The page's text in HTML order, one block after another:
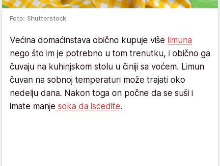
Foto: Shutterstock
Većina domaćinstava obično kupuje više limuna
nego što im je potrebno u tom trenutku, i obično ga
čuvaju na kuhinjskom stolu u činiji sa voćem. Limun
čuvan na sobnoj temperaturi može trajati oko
nedelju dana. Nakon toga on počne da se suši i
imate manje soka da iscedite.